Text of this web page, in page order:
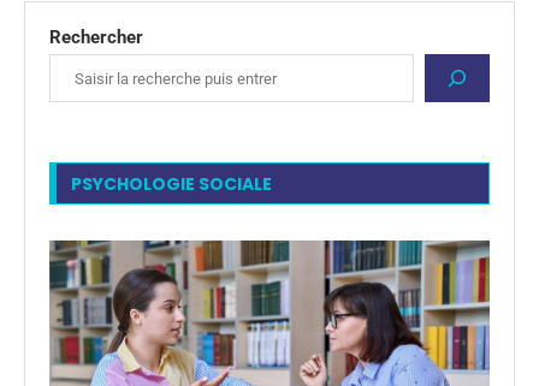
Rechercher
PSYCHOLOGIE SOCIALE